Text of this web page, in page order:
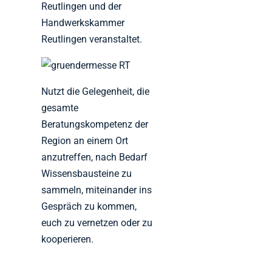
Reutlingen und der
Handwerkskammer
Reutlingen veranstaltet.
Nutzt die Gelegenheit, die
gesamte
Beratungskompetenz der
Region an einem Ort
anzutreffen, nach Bedarf
Wissensbausteine zu
sammeln, miteinander ins
Gespräch zu kommen,
euch zu vernetzen oder zu
kooperieren.